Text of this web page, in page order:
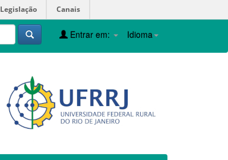
Legislação Canais
Idioma
Entrar em: